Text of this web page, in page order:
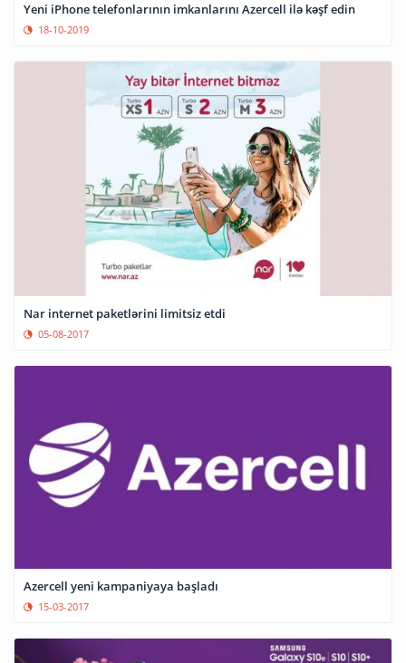
Yeni iPhone telefonlarının imkanlarını Azercell ilə kəşf edin
18-10-2019
Nar internet paketlərini limitsiz etdi
05-08-2017
Azercell yeni kampaniyaya başladı
15-03-2017